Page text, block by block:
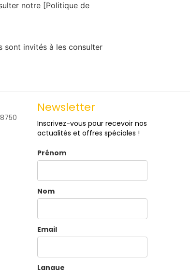
notre [Politique de
sont invités à les consulter
Newsletter
Inscrivez-vous pour recevoir nos
actualités et offres spéciales !
Prénom
Nom
Email
Langue